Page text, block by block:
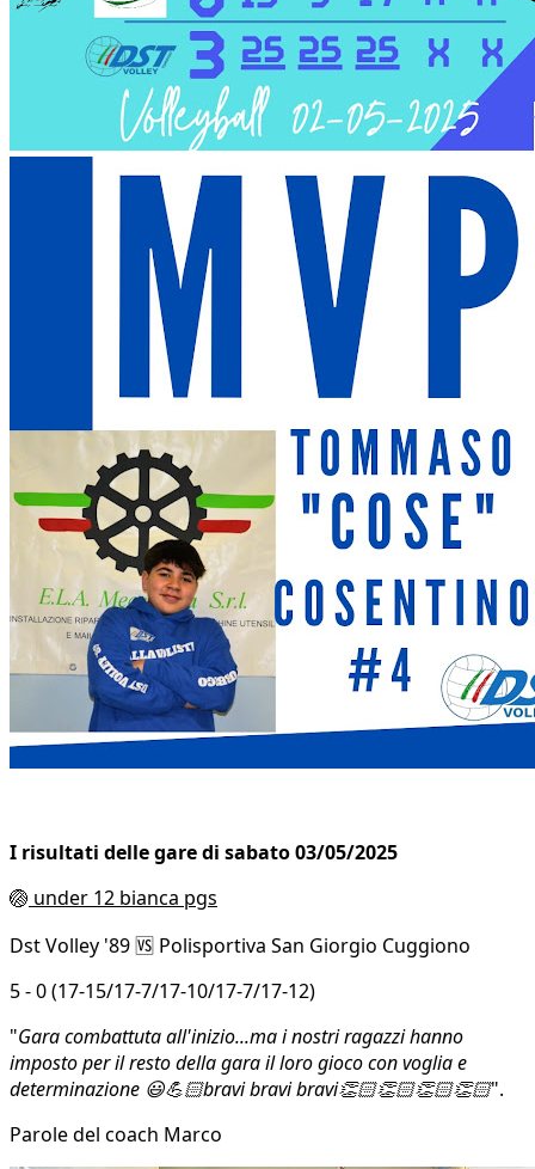
I risultati delle gare di sabato 03/05/2025
🏐 under 12 bianca pgs
Dst Volley '89 🆚 Polisportiva San Giorgio Cuggiono
5 - 0 (17-15/17-7/17-10/17-7/17-12)
"Gara combattuta all'inizio...ma i nostri ragazzi hanno
imposto per il resto della gara il loro gioco con voglia e
determinazione 😃💪🏻bravi bravi bravi👏🏻👏🏻👏🏻👏🏻".
Parole del coach Marco